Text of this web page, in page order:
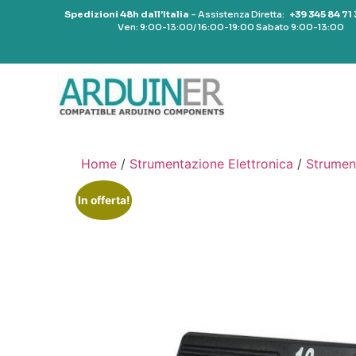
Spedizioni 48h dall’Italia – Assistenza Diretta: +39 345 84 71
Ven: 9:00-13:00/ 16:00-19:00 Sabato 9:00-13:00
Home / Strumentazione Elettronica /
In offerta!